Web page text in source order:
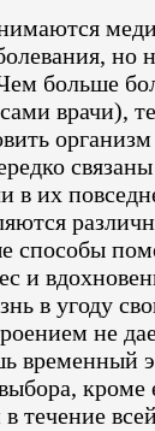
но
больше
сами
в их
способы
и
в угоду
не
временный
течение